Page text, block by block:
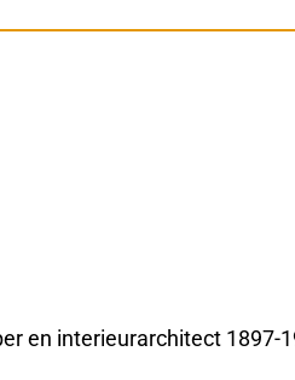
en interieurarchitect 1897-